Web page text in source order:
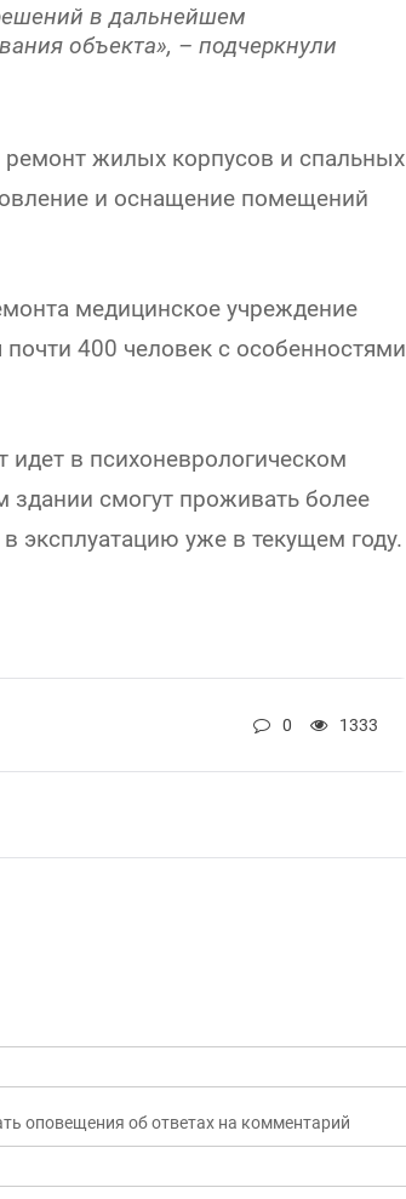
в дальнейшем
объекта», – подчеркнули
ремонт жилых корпусов и спальных
и оснащение помещений
медицинское учреждение
400 человек с особенностями
в психоневрологическом
смогут проживать более
эксплуатацию уже в текущем году.
0 1333
оповещения об ответах на комментарий